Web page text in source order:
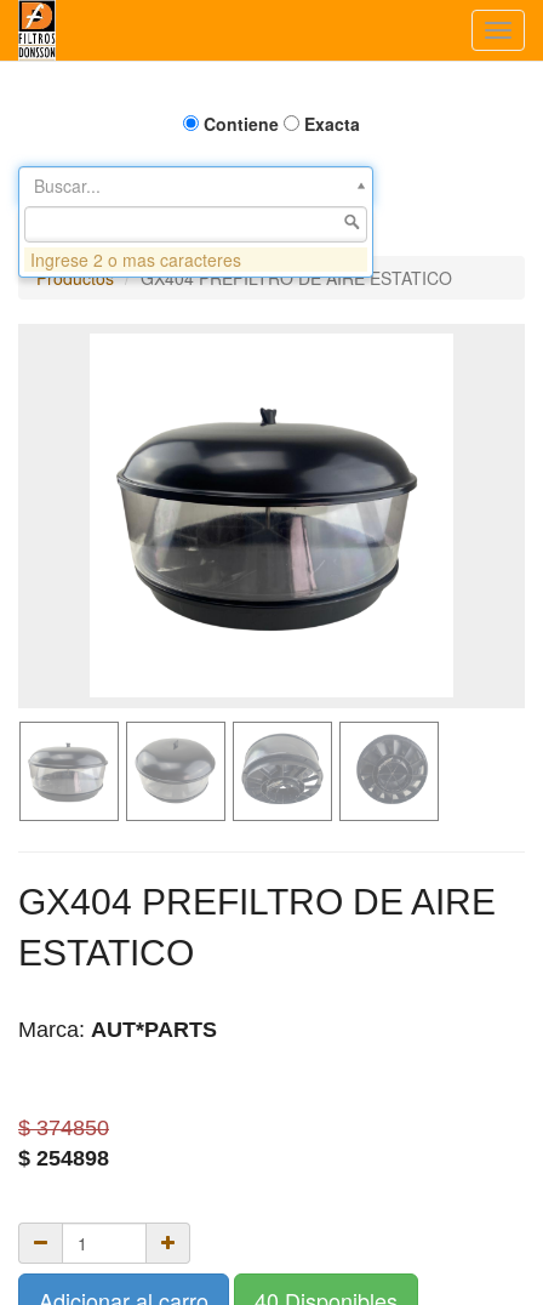
Contiene Exacta
Buscar...
Productos GX404 PREFILTRO DE AIRE ESTATICO
GX404 PREFILTRO DE AIRE
ESTATICO
Marca: AUT*PARTS
$ 374850
$ 254898
Ingrese 2 o mas caracteres